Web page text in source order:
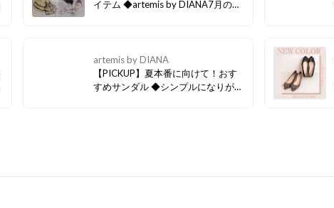
イテム ◆artemis by DIANA7月の売
artemis by DIANA
【PICKUP】夏本番に向けて！おす
すめサンダル ◆シンプルになりがち